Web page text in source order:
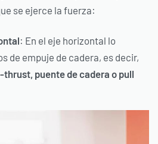
se ejerce la fuerza:
: En el eje horizontal lo
de empuje de cadera, es decir,
thrust, puente de cadera o pull